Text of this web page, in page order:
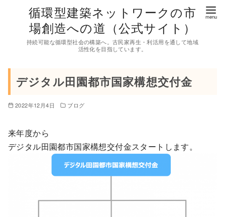
循環型建築ネットワークの市
場創造への道（公式サイト）
持続可能な循環型社会の構築へ。古民家再生・利活用を通して地域
活性化を目指しています。
デジタル田園都市国家構想交付金
2022年12月4日 ブログ
来年度から
デジタル田園都市国家構想交付金スタートします。